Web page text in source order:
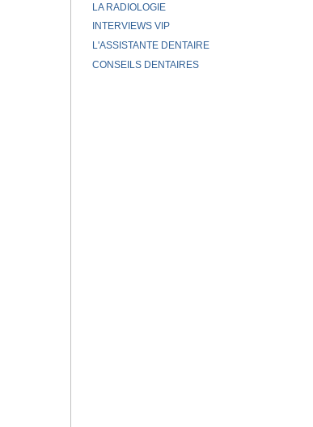
LA RADIOLOGIE
INTERVIEWS VIP
L'ASSISTANTE DENTAIRE
CONSEILS DENTAIRES